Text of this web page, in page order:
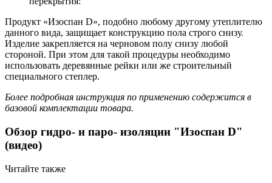
Продукт «Изоспан D», подобно любому другому утеплителю
данного вида, защищает конструкцию пола строго снизу.
Изделие закрепляется на черновом полу снизу любой
стороной. При этом для такой процедуры необходимо
использовать деревянные рейки или же строительный
специального степлер.
Более подробная инструкция по применению содержится в
базовой комплектации товара.
Обзор гидро- и паро- изоляции "Изоспан D"
(видео)
Читайте также